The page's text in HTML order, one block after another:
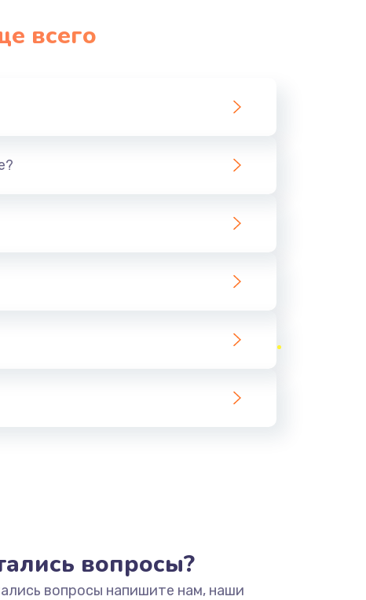
всего
вопросы?
вопросы напишите нам, наши